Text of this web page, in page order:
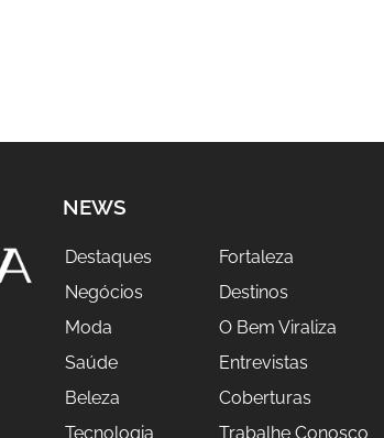
NEWS
Destaques
Negócios
Moda
Saúde
Beleza
Tecnologia
Fortaleza
Destinos
O Bem Viraliza
Entrevistas
Coberturas
Trabalhe Conosco